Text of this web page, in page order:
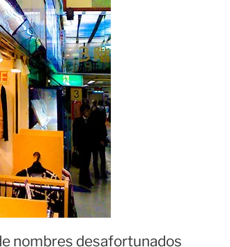
nombres desafortunados